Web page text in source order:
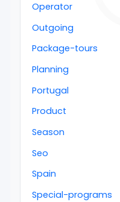
Operator
Outgoing
Package-tours
Planning
Portugal
Product
Season
Seo
Spain
Special-programs